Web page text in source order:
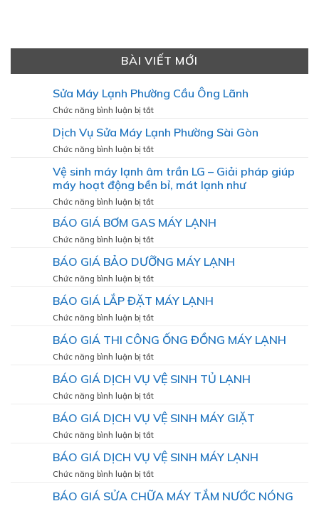
BÀI VIẾT MỚI
Sửa Máy Lạnh Phường Cầu Ông Lãnh
Chức năng bình luận bị tắtở
Máy
Cầu
Ông
Lãnh
Dịch Vụ Sửa Máy Lạnh Phường Sài Gòn
Chức năng bình luận bị tắtở
Vụ
Sửa
Phường
Gòn
Vệ sinh máy lạnh âm trần LG – Giải pháp giúp
máy hoạt động bền bỉ, mát lạnh như
Chức năng bình luận bị tắtở
sinh
máy
âm
–
pháp
giúp
máy
hoạt
bền
bỉ,
lạnh
BÁO GIÁ BƠM GAS MÁY LẠNH
Chức năng bình luận bị tắtở
GIÁ
MÁY
BÁO GIÁ BẢO DƯỠNG MÁY LẠNH
Chức năng bình luận bị tắtở
GIÁ
MÁY
BÁO GIÁ LẮP ĐẶT MÁY LẠNH
Chức năng bình luận bị tắtở
GIÁ
MÁY
LẠNH
BÁO GIÁ THI CÔNG ỐNG ĐỒNG MÁY LẠNH
Chức năng bình luận bị tắtở
GIÁ
ỐNG
ĐỒNG
MÁY
LẠNH
BÁO GIÁ DỊCH VỤ VỆ SINH TỦ LẠNH
Chức năng bình luận bị tắtở
GIÁ
VỆ
SINH
TỦ
LẠNH
BÁO GIÁ DỊCH VỤ VỆ SINH MÁY GIẶT
Chức năng bình luận bị tắtở
GIÁ
VỆ
BÁO GIÁ DỊCH VỤ VỆ SINH MÁY LẠNH
Chức năng bình luận bị tắtở
GIÁ
BÁO GIÁ SỬA CHỮA MÁY TẮM NƯỚC NÓNG